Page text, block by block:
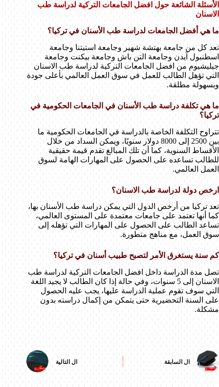
الأسئلة الشائعة حول افضل الجامعات التركية لدراسة طب
الاسنان
ما هي أفضل الجامعات لدراسة طب الأسنان في تركيا؟
تعد كل من جامعة بهتشة شهير وجامعة استيتنا وجامعة
اسطنبول آيدن وجامعة التن باش وجامعة بيكنت وجامعة
جيليشيوم من افضل الجامعات التركية لدراسة طب الاسنان
التي تؤهل الطالب للعمل في سوق العمل العالمي بأعلى جودة
وبسهولة مطلقة.
ما هي تكلفة دراسة طب الأسنان في الجامعات الحكومية في
تركيا؟
تتراوح التكلفة الخاصة بالدراسة في الجامعات الحكومية ما
بين 2500 إلى 8000 دولار سنويًا، ويمكن السداد من خلال
الأقساط السنوية، كما أن تلك المبالغ تقدم قيمة حقيقية
للطالب تساعده على الحصول على المهارات الهامة لسوق
العمل العالمي.
ارخص دولة لدراسة طب الاسنان؟
تعد تركيا من أرخص الدول التي يمكن دراسة طب الأسنان بها،
كما أنها تعتمد على جامعات معتمدة على المستوى العالمي،
تساعد الطالب على الحصول على المهارات التي تؤهله إلى
سوق العمل، مع مناهج متطورة.
كم سنة يستغرق الأمر لتصبح طبيب أسنان في تركيا؟
تصل مدة الدراسة داخل افضل الجامعات التركية لدراسة طب
الاسنان إلى 5 سنوات، وفي حالة إذا كان الطالب لا يجيد اللغة
التي سوف تقوم عملية الدراسة عليها، يجب عليه الحصول
على السنة التحضيرية حتى يتمكن من إكمال دراسته بدون
مشكلة.
ال السابقة ال التالية